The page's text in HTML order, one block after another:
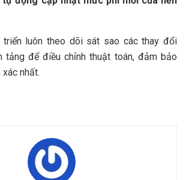
luôn theo dõi sát sao các thay đổi
tảng để điều chỉnh thuật toán, đảm bảo
xác nhất.